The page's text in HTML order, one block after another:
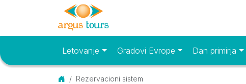
Osnovni meniLetovanje Gradovi Evrope Dan primirja
Početna
Rezervacioni sistem